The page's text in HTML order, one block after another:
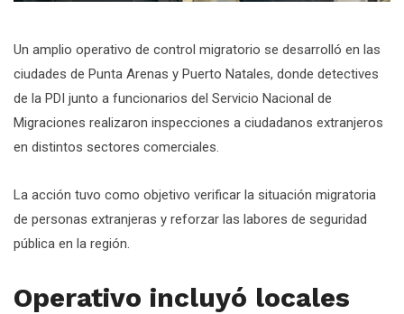
Un amplio operativo de control migratorio se desarrolló en las
ciudades de Punta Arenas y Puerto Natales, donde detectives
de la PDI junto a funcionarios del Servicio Nacional de
Migraciones realizaron inspecciones a ciudadanos extranjeros
en distintos sectores comerciales.
La acción tuvo como objetivo verificar la situación migratoria
de personas extranjeras y reforzar las labores de seguridad
pública en la región.
Operativo incluyó locales